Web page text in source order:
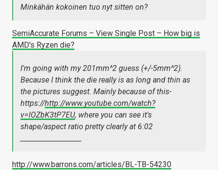
Minkähän kokoinen tuo nyt sitten on?
SemiAccurate Forums – View Single Post – How big is
AMD's Ryzen die?
I'm going with my 201mm^2 guess (+/-5mm^2).
Because I think the die really is as long and thin as
the pictures suggest. Mainly because of this-
https://http://www.youtube.com/watch?
v=lOZbK3tP7EU, where you can see it's
shape/aspect ratio pretty clearly at 6:02
http://www.barrons.com/articles/BL-TB-54230